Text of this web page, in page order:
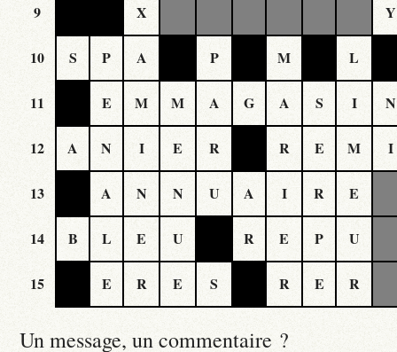
9 X Y
10 S P A P M L
11 E M M A G A S I N
12 A N I E R R E M I
13 A N N U A I R E
14 B L E U R E P U
15 E R E S R E R
Un message, un commentaire ?